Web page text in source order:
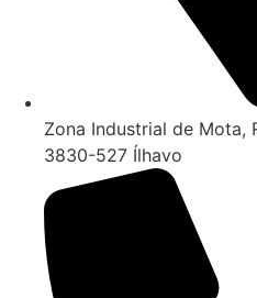
Zona Industrial de Mota,
3830-527 Ílhavo